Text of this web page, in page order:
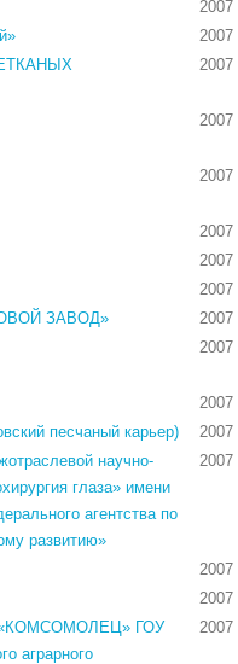
2007
2007
2007
2007
2007
2007
2007
2007
ЗАВОД»
2007
2007
2007
песчаный карьер)
2007
научно-
глаза» имени
агентства по
развитию»
2007
2007
2007
ГОУ
аграрного
2007